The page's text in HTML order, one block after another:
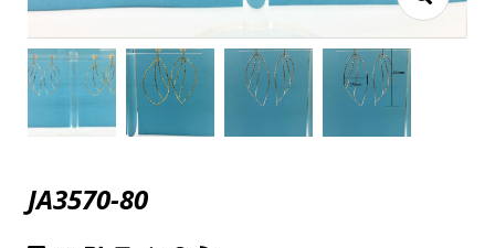
JA3570-80